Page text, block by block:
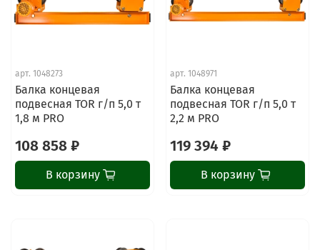
арт. 1048273
Балка концевая
подвесная TOR г/п 5,0 т
1,8 м PRO
108 858 ₽
В корзину
арт. 1048971
Балка концевая
подвесная TOR г/п 5,0 т
2,2 м PRO
119 394 ₽
В корзину